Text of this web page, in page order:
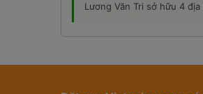
Lương Văn Tri sở hữu 4